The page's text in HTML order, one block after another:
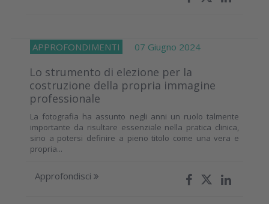
APPROFONDIMENTI 07 Giugno 2024
Lo strumento di elezione per la
costruzione della propria immagine
professionale
La fotografia ha assunto negli anni un ruolo talmente
importante da risultare essenziale nella pratica clinica,
sino a potersi definire a pieno titolo come una vera e
propria...
Approfondisci